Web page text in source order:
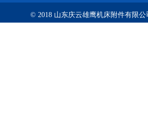
© 2018 山东庆云雄鹰机床附件有限